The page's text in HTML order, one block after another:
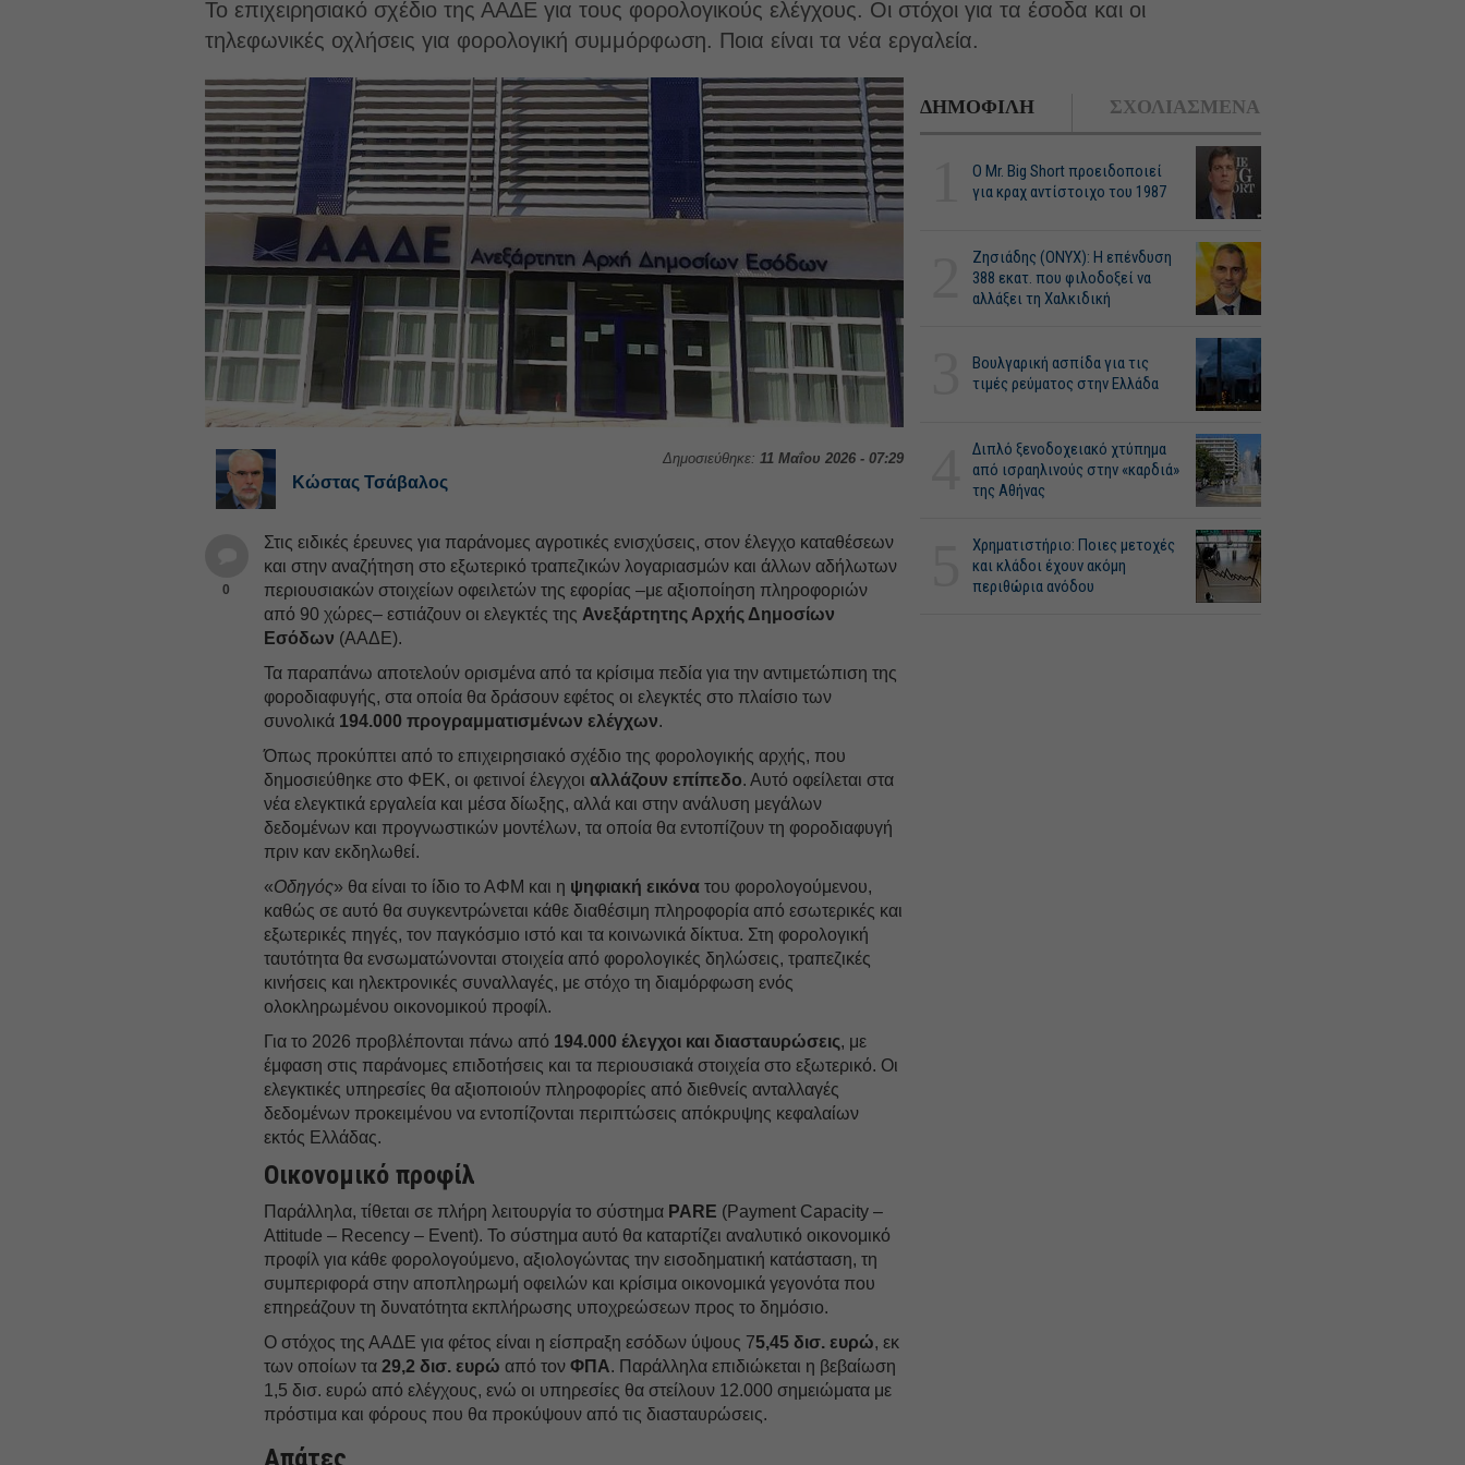
Το επιχειρησιακό σχέδιο της ΑΑΔΕ για τους φορολογικούς ελέγχους. Οι στόχοι για τα έσοδα και οι
τηλεφωνικές οχλήσεις για φορολογική συμμόρφωση. Ποια είναι τα νέα εργαλεία.
Δημοσιεύθηκε: 11 Μαΐου 2026 - 07:29
Κώστας Τσάβαλος
0
Στις ειδικές έρευνες για παράνομες αγροτικές ενισχύσεις, στον έλεγχο καταθέσεων
και στην αναζήτηση στο εξωτερικό τραπεζικών λογαριασμών και άλλων αδήλωτων
περιουσιακών στοιχείων οφειλετών της εφορίας –με αξιοποίηση πληροφοριών
από 90 χώρες– εστιάζουν οι ελεγκτές της Ανεξάρτητης Αρχής Δημοσίων
Εσόδων (ΑΑΔΕ).
Τα παραπάνω αποτελούν ορισμένα από τα κρίσιμα πεδία για την αντιμετώπιση της
φοροδιαφυγής, στα οποία θα δράσουν εφέτος οι ελεγκτές στο πλαίσιο των
συνολικά 194.000 προγραμματισμένων ελέγχων.
Όπως προκύπτει από το επιχειρησιακό σχέδιο της φορολογικής αρχής, που
δημοσιεύθηκε στο ΦΕΚ, οι φετινοί έλεγχοιαλλάζουν επίπεδο. Αυτό οφείλεται στα
νέα ελεγκτικά εργαλεία και μέσα δίωξης, αλλά και στην ανάλυση μεγάλων
δεδομένων και προγνωστικών μοντέλων, τα οποία θα εντοπίζουν τη φοροδιαφυγή
πριν καν εκδηλωθεί.
«Οδηγός» θα είναι το ίδιο το ΑΦΜ και η ψηφιακή εικόνα του φορολογούμενου,
καθώς σε αυτό θα συγκεντρώνεται κάθε διαθέσιμη πληροφορία από εσωτερικές και
εξωτερικές πηγές, τον παγκόσμιο ιστό και τα κοινωνικά δίκτυα. Στη φορολογική
ταυτότητα θα ενσωματώνονται στοιχεία από φορολογικές δηλώσεις, τραπεζικές
κινήσεις και ηλεκτρονικές συναλλαγές, με στόχο τη διαμόρφωση ενός
ολοκληρωμένου οικονομικού προφίλ.
Για το 2026 προβλέπονται πάνω από 194.000 έλεγχοι και διασταυρώσεις, με
έμφαση στις παράνομες επιδοτήσεις και τα περιουσιακά στοιχεία στο εξωτερικό. Οι
ελεγκτικές υπηρεσίες θα αξιοποιούν πληροφορίες από διεθνείς ανταλλαγές
δεδομένων προκειμένου να εντοπίζονται περιπτώσεις απόκρυψης κεφαλαίων
εκτός Ελλάδας.
Οικονομικό προφίλ
Παράλληλα, τίθεται σε πλήρη λειτουργία το σύστημα PARE (Payment Capacity –
Attitude – Recency – Event). Το σύστημα αυτό θα καταρτίζει αναλυτικό οικονομικό
προφίλ για κάθε φορολογούμενο, αξιολογώντας την εισοδηματική κατάσταση, τη
συμπεριφορά στην αποπληρωμή οφειλών και κρίσιμα οικονομικά γεγονότα που
επηρεάζουν τη δυνατότητα εκπλήρωσης υποχρεώσεων προς το δημόσιο.
Ο στόχος της ΑΑΔΕ για φέτος είναι η είσπραξη εσόδων ύψους 75,45 δισ. ευρώ, εκ
των οποίων τα29,2 δισ. ευρώ από τονΦΠΑ. Παράλληλα επιδιώκεται η βεβαίωση
1,5 δισ. ευρώ από ελέγχους, ενώ οι υπηρεσίες θα στείλουν 12.000 σημειώματα με
πρόστιμα και φόρους που θα προκύψουν από τις διασταυρώσεις.
Απάτες
ΔΗΜΟΦΙΛΗ ΣΧΟΛΙΑΣΜΕΝΑ
O Mr. Big Short προειδοποιεί
για κραχ αντίστοιχο του 1987
Ζησιάδης (ONYX): Η επένδυση
388 εκατ. που φιλοδοξεί να
αλλάξει τη Χαλκιδική
Βουλγαρική ασπίδα για τις
τιμές ρεύματος στην Ελλάδα
Διπλό ξενοδοχειακό χτύπημα
από ισραηλινούς στην «καρδιά»
της Αθήνας
Χρηματιστήριο: Ποιες μετοχές
και κλάδοι έχουν ακόμη
περιθώρια ανόδου